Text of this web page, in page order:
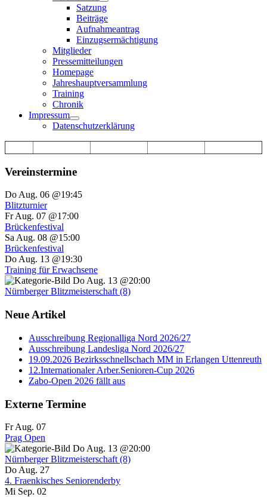
Satzung
Beiträge
Aufnahmeantrag
Einzugsermächtigung
Mitglieder
Pressemitteilungen
Homepage
Jahreshauptversammlung
Training
Chronik
Impressum
Datenschutzerklärung
Vereinstermine
Do Aug. 06 @19:45
Blitzturnier
Fr Aug. 07 @17:00
Brückenfestival
Sa Aug. 08 @15:00
Brückenfestival
Do Aug. 13 @19:30
Training für Erwachsene
Do Aug. 13 @20:00
Nürnberger Blitzmeisterschaft (8)
Neue Artikel
Ausschreibung Regionalliga Nord 2026/27
Ausschreibung Landesliga Nord 2026/27
19.09.2026 Bezirksschnellschach MM in Erlangen Uttenreuth
12.Internationaler Arber.Senioren-Cup 2026
Zabo-Open 2026 fällt aus
Externe Termine
Fr Aug. 07
Prag Open
Do Aug. 13 @20:00
Nürnberger Blitzmeisterschaft (8)
Do Aug. 27
4. Fraenkisches Seniorenderby
Mi Sep. 02